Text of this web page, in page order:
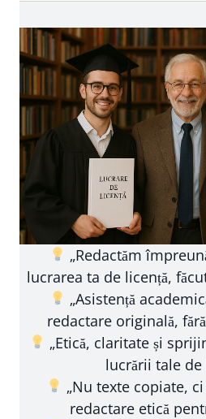
„Redactăm
lucrarea ta de licență,
„Asistență
redactare originală,
„Etică, claritate și
lucrării tale de
„Nu texte copiate,
redactare etică